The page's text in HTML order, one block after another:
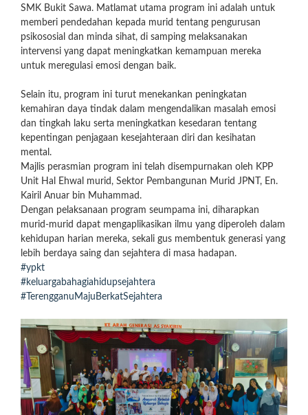
SMK Bukit Sawa. Matlamat utama program ini adalah untuk
memberi pendedahan kepada murid tentang pengurusan
psikososial dan minda sihat, di samping melaksanakan
intervensi yang dapat meningkatkan kemampuan mereka
untuk meregulasi emosi dengan baik.
Selain itu, program ini turut menekankan peningkatan
kemahiran daya tindak dalam mengendalikan masalah emosi
dan tingkah laku serta meningkatkan kesedaran tentang
kepentingan penjagaan kesejahteraan diri dan kesihatan
mental.
Majlis perasmian program ini telah disempurnakan oleh KPP
Unit Hal Ehwal murid, Sektor Pembangunan Murid JPNT, En.
Kairil Anuar bin Muhammad.
Dengan pelaksanaan program seumpama ini, diharapkan
murid-murid dapat mengaplikasikan ilmu yang diperoleh dalam
kehidupan harian mereka, sekali gus membentuk generasi yang
lebih berdaya saing dan sejahtera di masa hadapan.
#ypkt
#keluargabahagiahidupsejahtera
#TerengganuMajuBerkatSejahtera